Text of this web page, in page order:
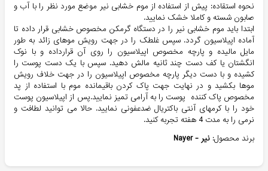
نحوه استقاده: پیش از استفاده از موم خشابی نیر موضع مورد نظر را با آب و
صابون شسته و کاملا خشک نمایید.
ابتدا باید موم خشابی نیر را در دستگاه گرمکن مخصوص خشابی قرار داده تا
آماده اپیلاسیون گردد. سپس غلطک را در جهت رویش موهای زائد به طور
مایل مالیده و پارچه مخصوص اپیلاسیون را روی آن قرارداده و با نوک
انگشتان یا کف دست چند ثانیه مالش دهید. سپس با یک دست پوست را
کشیده و با دست دیگر پارچه مخصوص اپیلاسیون را در جهت خلاف رویش
موها بکشید و در نهایت جهت پاک کردن باقیمانده موم با استفاده از پد
مخصوص پاک کننده پوست را به آرامی تمیز نمایید.پس از اپیلاسیون پوست
خود را با کرمهای آنتی باکتریال ضدعفونی نمایید. حالا می توانید لطافت و
نرمی را به مدت 4 هفته تجربه کنید.
برند محصول: نیر - Nayer